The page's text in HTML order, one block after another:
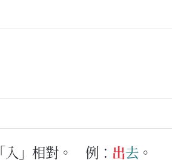
」相對。 例： 出去 。